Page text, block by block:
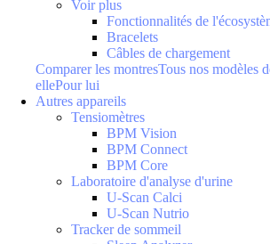
Voir plus
Fonctionnalités de
Bracelets
Câbles de chargement
Comparer les montresTous nos modèles
ellePour lui
Autres appareils
Tensiomètres
BPM Vision
BPM Connect
BPM Core
Laboratoire d'analyse d'urine
U-Scan Calci
U-Scan Nutrio
Tracker de sommeil